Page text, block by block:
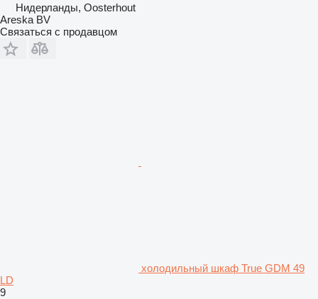
Нидерланды, Oosterhout
Areska BV
Связаться с продавцом
холодильный шкаф True GDM 49
LD
9